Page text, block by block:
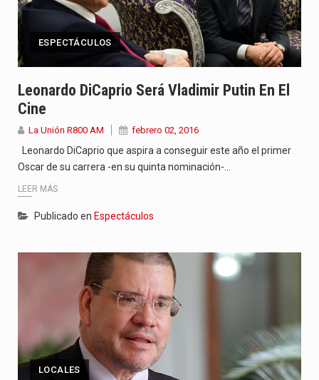
ESPECTÁCULOS
Leonardo DiCaprio Será Vladimir Putin En El
Cine
La Unión R800 AM febrero 02, 2016
Leonardo DiCaprio que aspira a conseguir este año el primer
Oscar de su carrera -en su quinta nominación-…
LEER MÁS
Publicado en Espectáculos
LOCALES